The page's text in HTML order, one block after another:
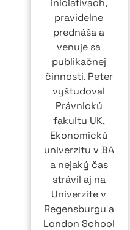
iniciatívach,
pravidelne
prednáša a
venuje sa
publikačnej
činnosti. Peter
vyštudoval
Právnickú
fakultu UK,
Ekonomickú
univerzitu v BA
a nejaký čas
strávil aj na
Univerzite v
Regensburgu a
London School